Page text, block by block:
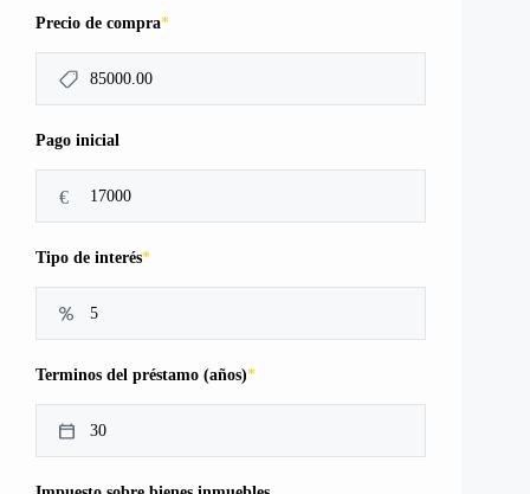
Precio de compra*
Pago inicial
€
Tipo de interés*
Terminos del préstamo (años)*